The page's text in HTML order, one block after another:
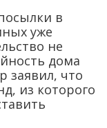
в
уже
не
дома
заявил, что
из которого